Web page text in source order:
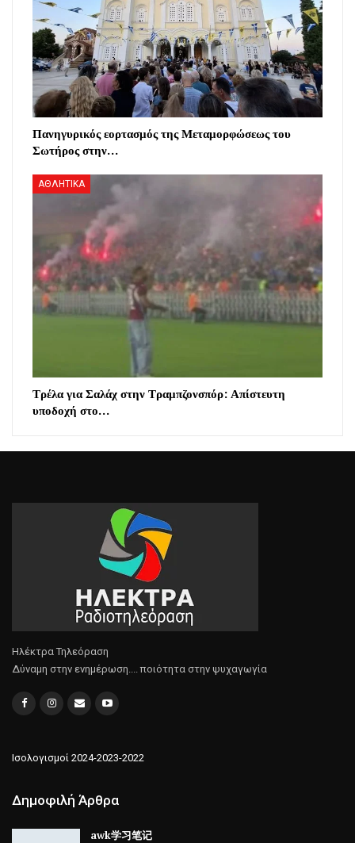
Πανηγυρικός εορτασμός της Μεταμορφώσεως του
Σωτήρος στην…
ΑΘΛΗΤΙΚΑ
Τρέλα για Σαλάχ στην Τραμπζονσπόρ: Απίστευτη
υποδοχή στο…
Ηλέκτρα Τηλεόραση
Δύναμη στην ενημέρωση.... ποιότητα στην ψυχαγωγία
Ισολογισμοί 2024-2023-2022
Δημοφιλή Άρθρα
awk学习笔记